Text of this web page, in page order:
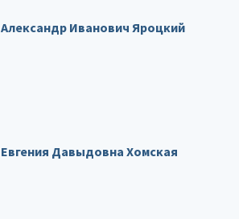
Александр Иванович Яроцкий
Евгения Давыдовна Хомская